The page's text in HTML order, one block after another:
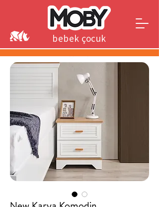
bebek çocuk
genç